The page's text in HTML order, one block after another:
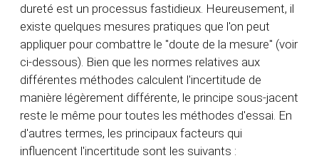
dureté est un processus fastidieux. Heureusement, il
existe quelques mesures pratiques que l'on peut
appliquer pour combattre le "doute de la mesure" (voir
ci-dessous). Bien que les normes relatives aux
différentes méthodes calculent l'incertitude de
manière légèrement différente, le principe sous-jacent
reste le même pour toutes les méthodes d'essai. En
d'autres termes, les principaux facteurs qui
influencent l'incertitude sont les suivants :